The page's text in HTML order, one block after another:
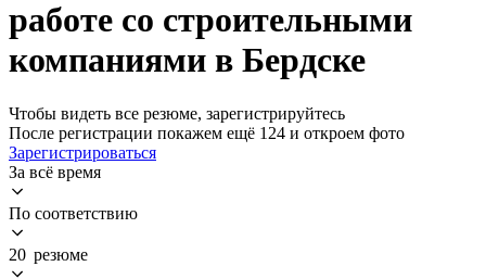
работе со строительными
компаниями в Бердске
Чтобы видеть все резюме, зарегистрируйтесь
После регистрации покажем ещё 124 и откроем фото
Зарегистрироваться
За всё время
По соответствию
20 резюме